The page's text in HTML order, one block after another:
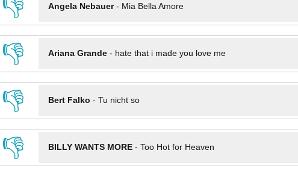
👎 Angela Nebauer- Mia Bella Amore
👎
Ariana Grande- hate that i made you love me
👎
Bert Falko - Tu nicht so
👎
BILLY WANTS MORE- Too Hot for Heaven